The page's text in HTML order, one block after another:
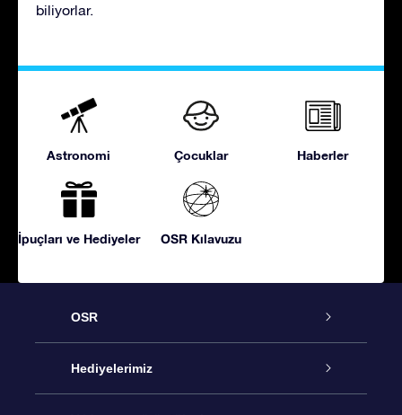
biliyorlar.
Astronomi Çocuklar Haberler
İpuçları ve Hediyeler OSR Kılavuzu
OSR
Hizmet
Hediyelerimiz